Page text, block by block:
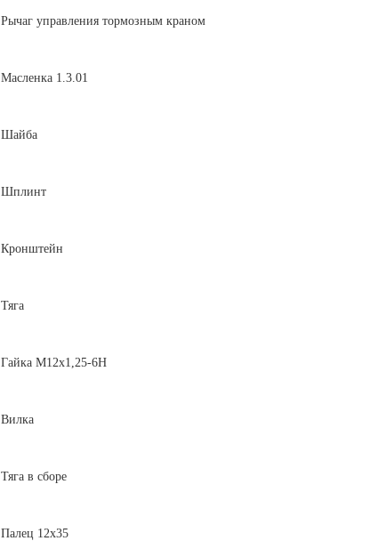
Рычаг управления тормозным краном
Масленка 1.3.01
Шайба
Шплинт
Кронштейн
Тяга
Гайка М12х1,25-6Н
Вилка
Тяга в сборе
Палец 12х35